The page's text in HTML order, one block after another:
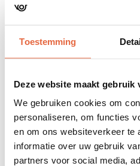
Toestemming
Deze website maakt gebruik
We gebruiken cookies om
personaliseren, om functies
en om ons websiteverkeer te
informatie over uw gebruik
partners voor social media,